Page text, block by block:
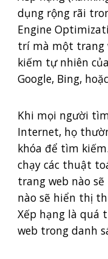
dụng rộng rãi
Engine
trí mà một trang
kiếm tự nhiên
Google, Bing,
Khi mọi người
Internet, họ
khóa để tìm
chạy các thuật
trang web nào
nào sẽ hiển thị
Xếp hạng là quá
web trong danh